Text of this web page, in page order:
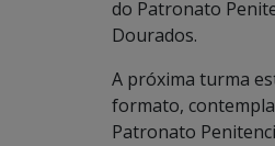
do Patronato
Dourados.
A próxima turma
formato,
Patronato